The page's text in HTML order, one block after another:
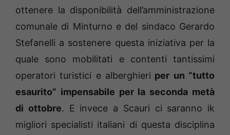
ottenere la disponibilità dell’amministrazione
comunale di Minturno e del sindaco Gerardo
Stefanelli a sostenere questa iniziativa per la
quale sono mobilitati e contenti tantissimi
operatori turistici e alberghieri per un “tutto
esaurito” impensabile per la seconda metà
di ottobre. E invece a Scauri ci saranno ik
migliori specialisti italiani di questa disciplina